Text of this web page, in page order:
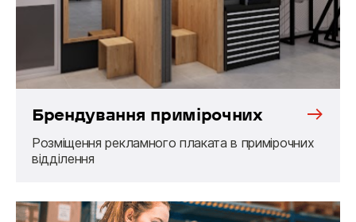
Брендування примірочних
Розміщення рекламного плаката в примірочних
відділення